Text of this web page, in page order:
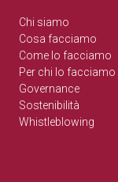
Chi siamo
Cosa facciamo
Come lo facciamo
Per chi lo facciamo
Governance
Sostenibilità
Whistleblowing